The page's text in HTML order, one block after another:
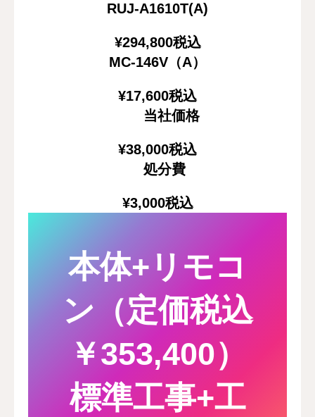
RUJ-A1610T(A)
¥294,800税込
MC-146V（A）
¥17,600税込
当社価格
¥38,000税込
処分費
¥3,000税込
本体+リモコ
ン（定価税込
￥353,400）
標準工事+工